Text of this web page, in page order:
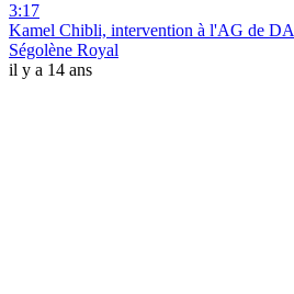
3:17
Kamel Chibli, intervention à l'AG de DA
Ségolène Royal
il y a 14 ans